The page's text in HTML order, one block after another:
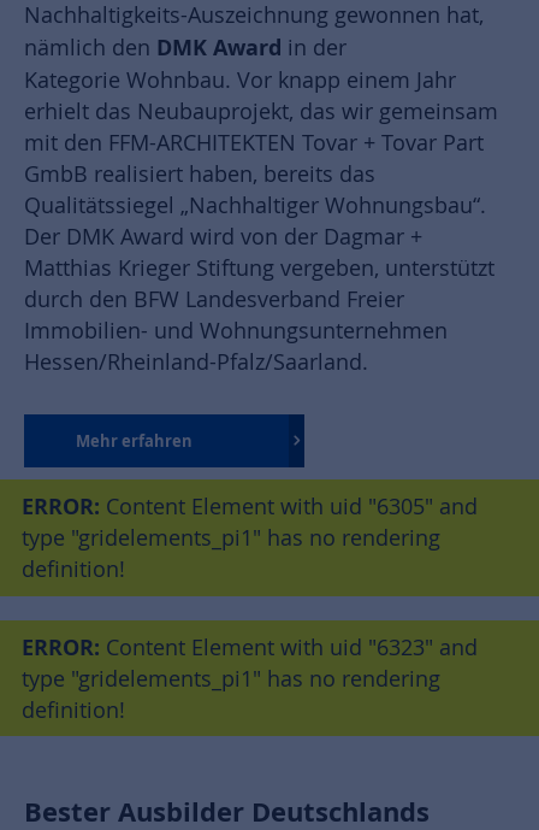
Nachhaltigkeits-Auszeichnung gewonnen hat,
nämlich den DMK Award in der
Kategorie Wohnbau. Vor knapp einem Jahr
erhielt das Neubauprojekt, das wir gemeinsam
mit den FFM-ARCHITEKTEN Tovar + Tovar Part
GmbB realisiert haben, bereits das
Qualitätssiegel „Nachhaltiger Wohnungsbau“.
Der DMK Award wird von der Dagmar +
Matthias Krieger Stiftung vergeben, unterstützt
durch den BFW Landesverband Freier
Immobilien- und Wohnungsunternehmen
Hessen/Rheinland-Pfalz/Saarland.
Mehr erfahren
ERROR: Content Element with uid "6305" and
type "gridelements_pi1" has no rendering
definition!
ERROR: Content Element with uid "6323" and
type "gridelements_pi1" has no rendering
definition!
Bester Ausbilder Deutschlands